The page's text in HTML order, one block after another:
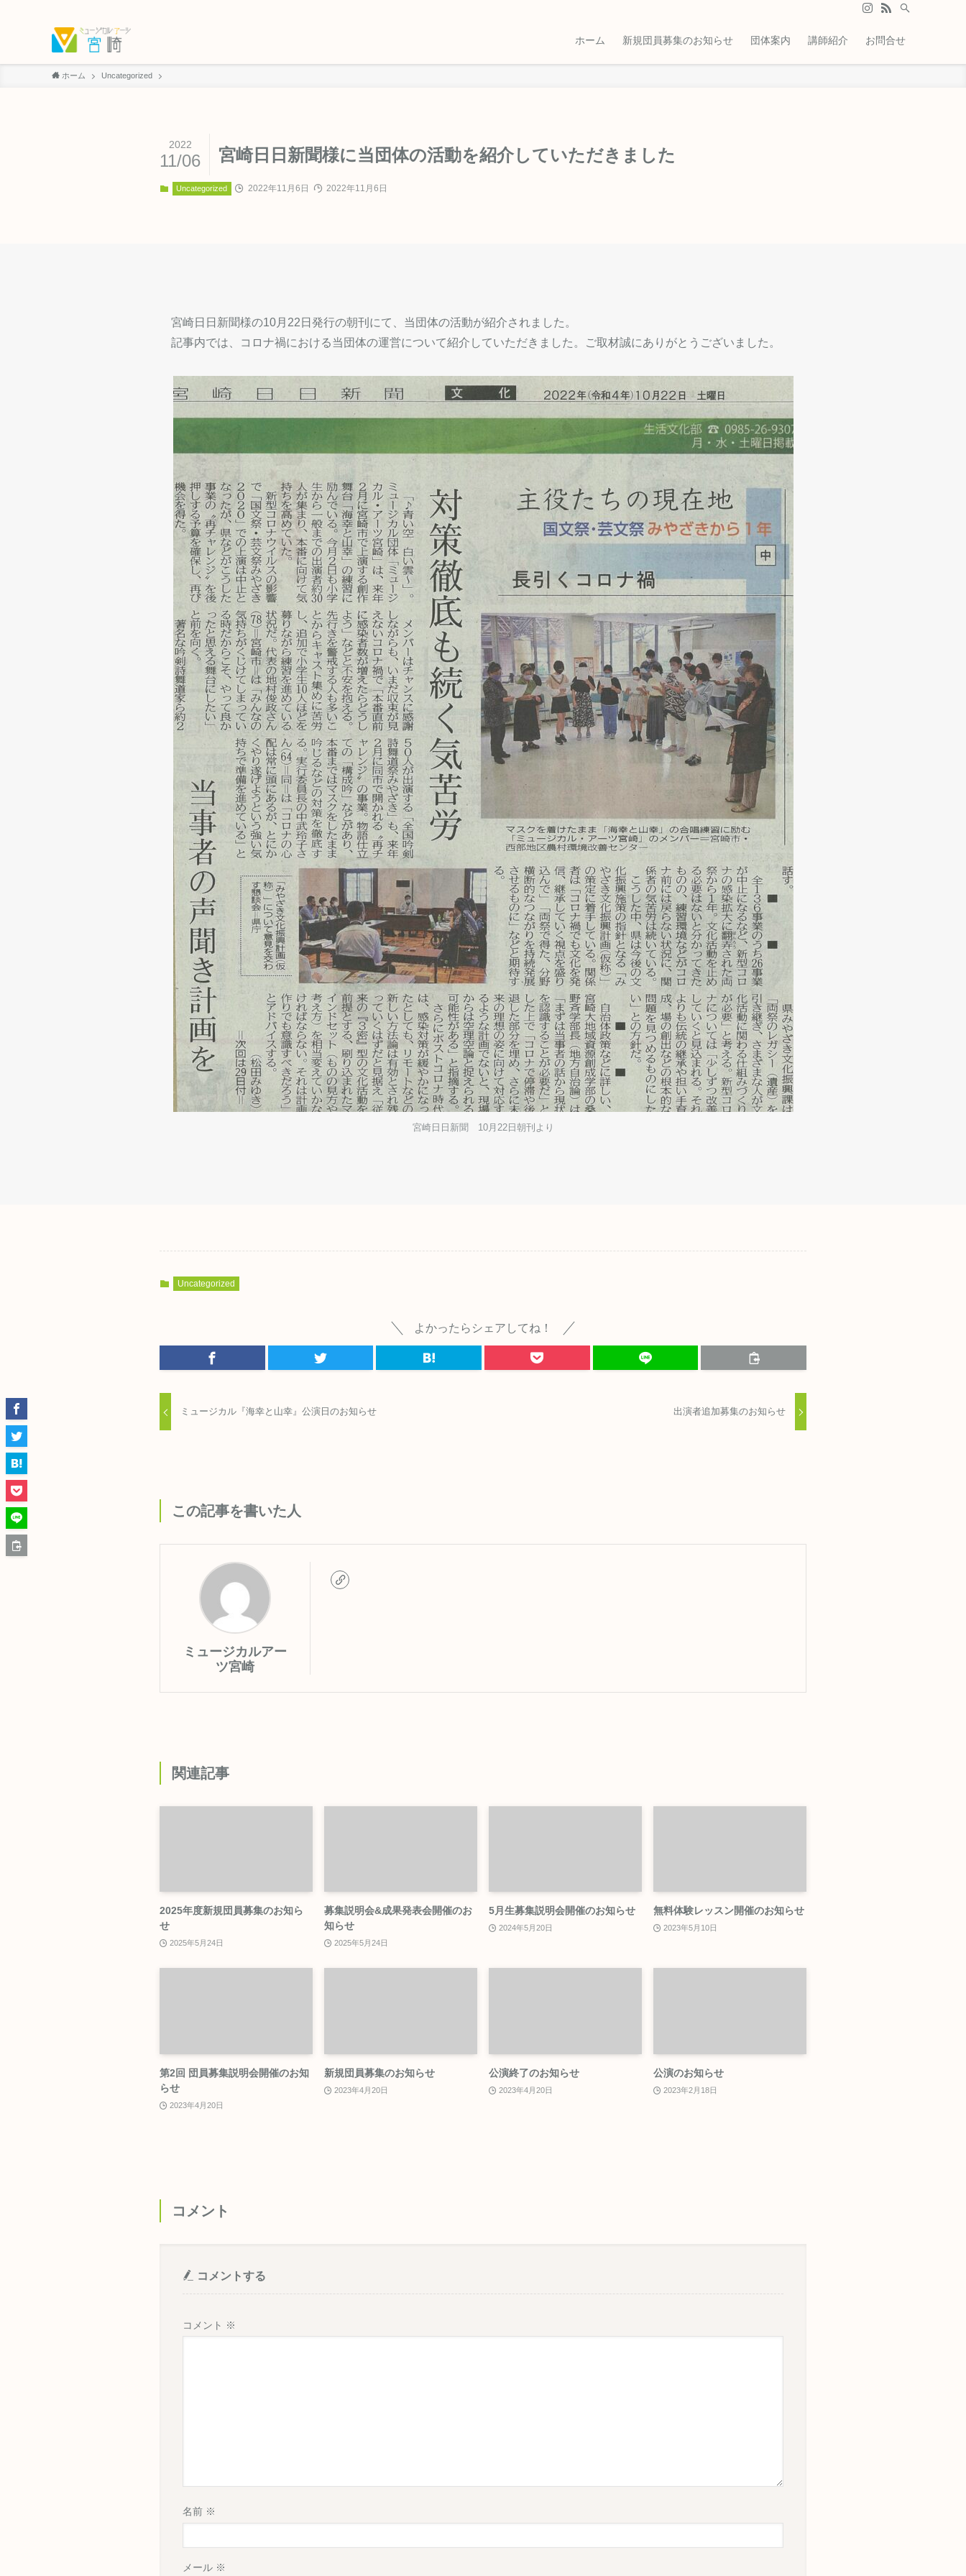
ホーム 新規団員募集のお知らせ 団体案内 講師紹介 お問合せ
ホーム Uncategorized
宮崎日日新聞様に当団体の活動を紹介していただきました
2022
11/06
Uncategorized 2022年11月6日 2022年11月6日
宮崎日日新聞様の10月22日発行の朝刊にて、当団体の活動が紹介されました。
記事内では、コロナ禍における当団体の運営について紹介していただきました。ご取材誠にありがとうございました。
宮崎日日新聞 10月22日朝刊より
Uncategorized
よかったらシェアしてね！
ミュージカル『海幸と山幸』公演日のお知らせ 出演者追加募集のお知らせ
この記事を書いた人
ミュージカルアー
ツ宮崎
関連記事
2025年度新規団員募集のお知ら
せ
2025年5月24日
募集説明会&成果発表会開催のお
知らせ
2025年5月24日
5月生募集説明会開催のお知らせ
2024年5月20日
無料体験レッスン開催のお知らせ
2023年5月10日
第2回 団員募集説明会開催のお知
らせ
2023年4月20日
新規団員募集のお知らせ
2023年4月20日
公演終了のお知らせ
2023年4月20日
公演のお知らせ
2023年2月18日
コメント
コメントする
コメント ※
名前 ※
メール ※